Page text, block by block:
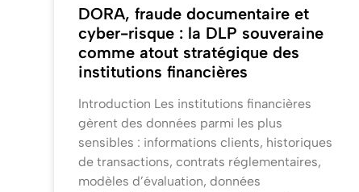
DORA, fraude documentaire et
cyber-risque : la DLP souveraine
comme atout stratégique des
institutions financières
Introduction Les institutions financières
gèrent des données parmi les plus
sensibles : informations clients, historiques
de transactions, contrats réglementaires,
modèles d’évaluation, données